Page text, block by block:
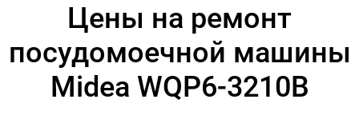
Цены на ремонт
посудомоечной машины
Midea WQP6-3210B